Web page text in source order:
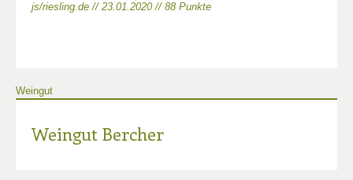
js/riesling.de // 23.01.2020 // 88 Punkte
Weingut
Weingut Bercher